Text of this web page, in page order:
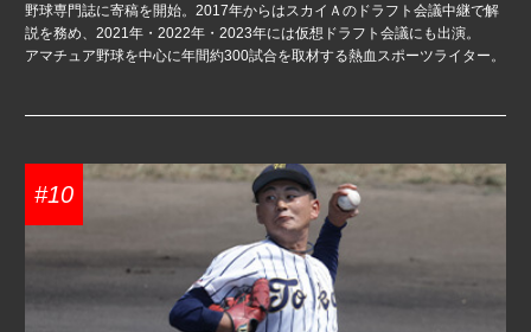
野球専門誌に寄稿を開始。2017年からはスカイＡのドラフト会議中継で解
説を務め、2021年・2022年・2023年には仮想ドラフト会議にも出演。
アマチュア野球を中心に年間約300試合を取材する熱血スポーツライター。
#10